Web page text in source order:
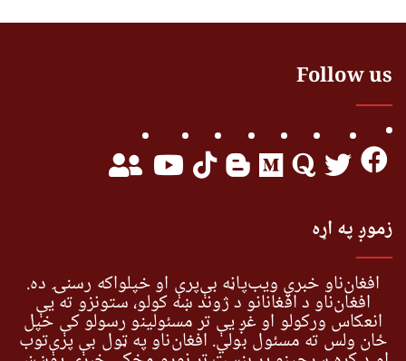
Follow us
زموږ په اړه
افغان‌ناو خبري ویب‌پاڼه بې‌پرې او خپلواکه رسنۍ ده.
افغان‌ناو د افغانانو د ژوند ښه کولو، ستونزو ته یې
انعکاس ورکولو او غږ یې تر مسئولینو رسولو کې خپل
ځان ولس ته مسئول بولي. افغان‌ناو په ټول بې پرې‌توب